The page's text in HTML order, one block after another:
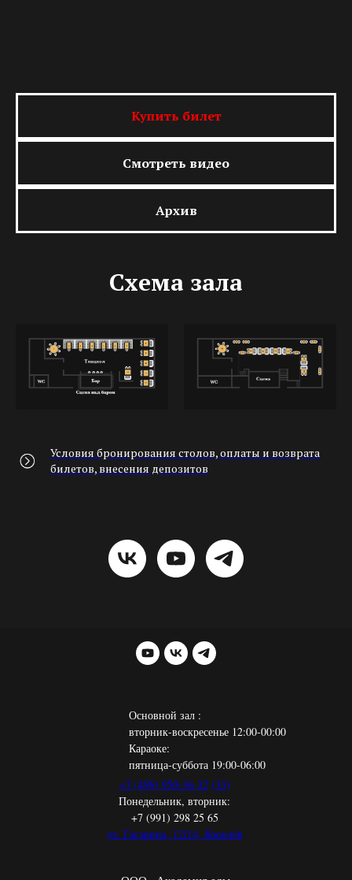
Купить билет
Смотреть видео
Архив
Схема зала
Условия бронирования столов, оплаты и возврата
билетов, внесения депозитов
+7 (498) 950-36-32 (33)
Понедельник, вторник:
+7 (991) 298 25 65
ул. Гагарина, 12/14, Королёв
Основной зал :
вторник-воскресенье 12:00-00:00
Караоке:
пятница-суббота 19:00-06:00